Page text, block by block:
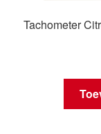
Tachometer